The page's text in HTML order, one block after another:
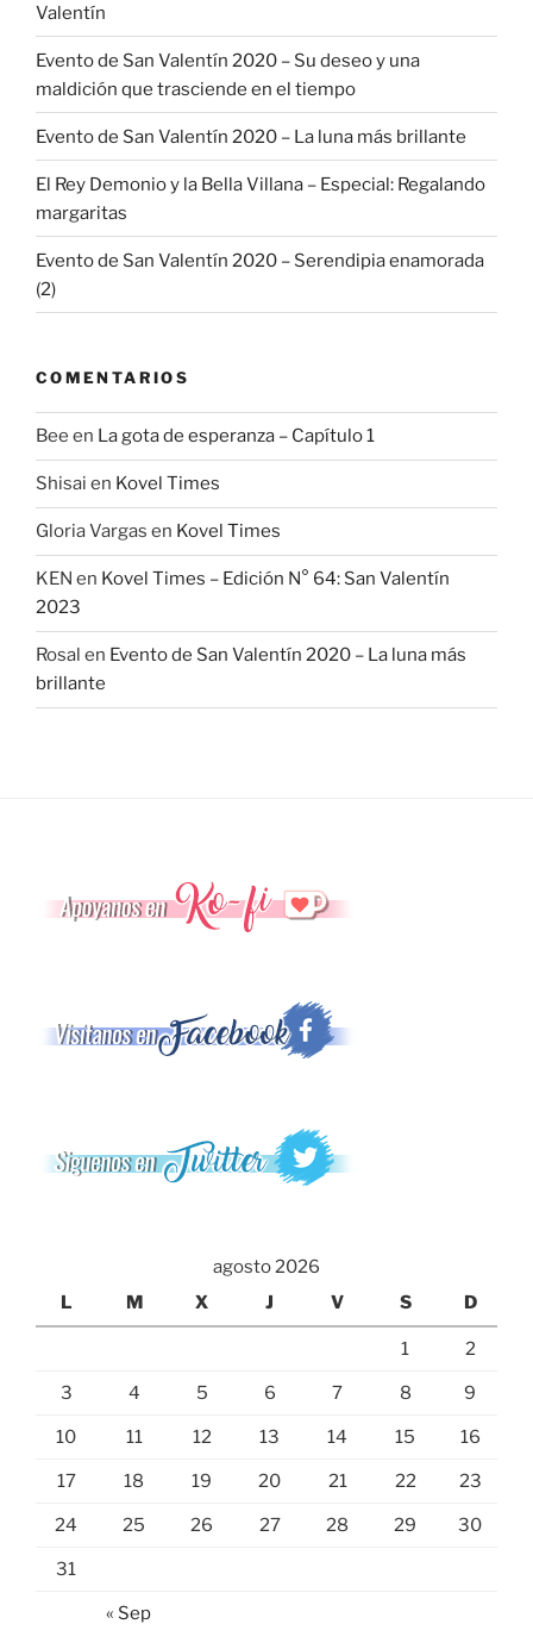
Valentín
Evento de San Valentín 2020 – Su deseo y una
maldición que trasciende en el tiempo
Evento de San Valentín 2020 – La luna más brillante
El Rey Demonio y la Bella Villana – Especial: Regalando
margaritas
Evento de San Valentín 2020 – Serendipia enamorada
(2)
COMENTARIOS
Bee en La gota de esperanza – Capítulo 1
Shisai en Kovel Times
Gloria Vargas en Kovel Times
KEN en Kovel Times – Edición N° 64: San Valentín
2023
Rosal en Evento de San Valentín 2020 – La luna más
brillante
agosto 2026
L
M X J V S D
1 2
3 4 5 6 7 8 9
10 11 12 13 14 15 16
17 18 19 20 21 22 23
24 25 26 27 28 29 30
31
« Sep